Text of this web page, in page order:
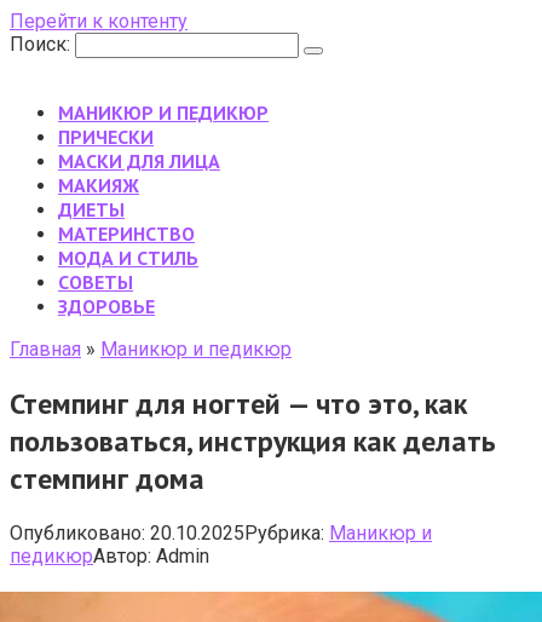
Перейти к контенту
Поиск:
МАНИКЮР И ПЕДИКЮР
ПРИЧЕСКИ
МАСКИ ДЛЯ ЛИЦА
МАКИЯЖ
ДИЕТЫ
МАТЕРИНСТВО
МОДА И СТИЛЬ
CОВЕТЫ
ЗДОРОВЬЕ
Главная » Маникюр и педикюр
Стемпинг для ногтей — что это, как
пользоваться, инструкция как делать
стемпинг дома
Опубликовано: 20.10.2025Рубрика: Маникюр и
педикюрАвтор: Admin